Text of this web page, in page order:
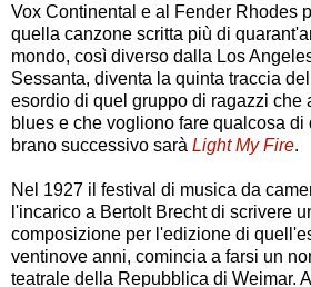
Vox Continental e al Fender Rhodes
quella canzone scritta più di
mondo, così diverso dalla Los
Sessanta, diventa la quinta traccia
esordio di quel gruppo di ragazzi che
blues e che vogliono fare qualcosa di
brano successivo sarà Light My Fire.
Nel 1927 il festival di musica da
l'incarico a Bertolt Brecht di scrivere
composizione per l'edizione di
ventinove anni, comincia a farsi un
teatrale della Repubblica di Weimar.